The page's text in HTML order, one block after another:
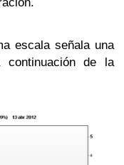
escala señala una
continuación de la